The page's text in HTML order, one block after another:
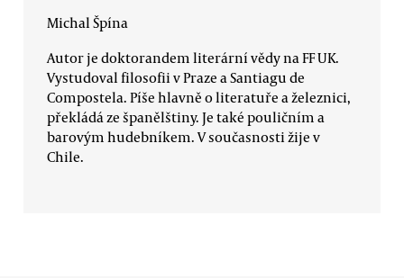
Michal Špína
Autor je doktorandem literární vědy na FF UK.
Vystudoval filosofii v Praze a Santiagu de
Compostela. Píše hlavně o literatuře a železnici,
překládá ze španělštiny. Je také pouličním a
barovým hudebníkem. V současnosti žije v
Chile.